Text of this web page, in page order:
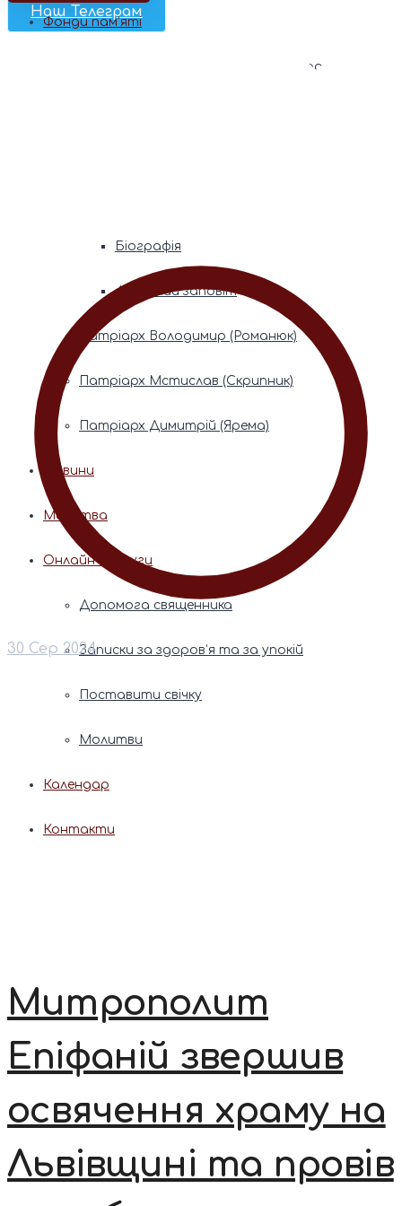
Наш Телеграм
Фонди пам’яті
Митрополита Володимира (Сабодана)
Біографія
Духовний заповіт
Патріарх Володимир (Романюк)
Патріарх Мстислав (Скрипник)
Патріарх Димитрій (Ярема)
Новини
Молитва
Онлайн послуги
Допомога священника
Записки за здоров’я та за упокій
Поставити свічку
Молитви
Календар
Контакти
30 Сер 2024
Митрополит
Епіфаній звершив
освячення храму на
Львівщині та провів